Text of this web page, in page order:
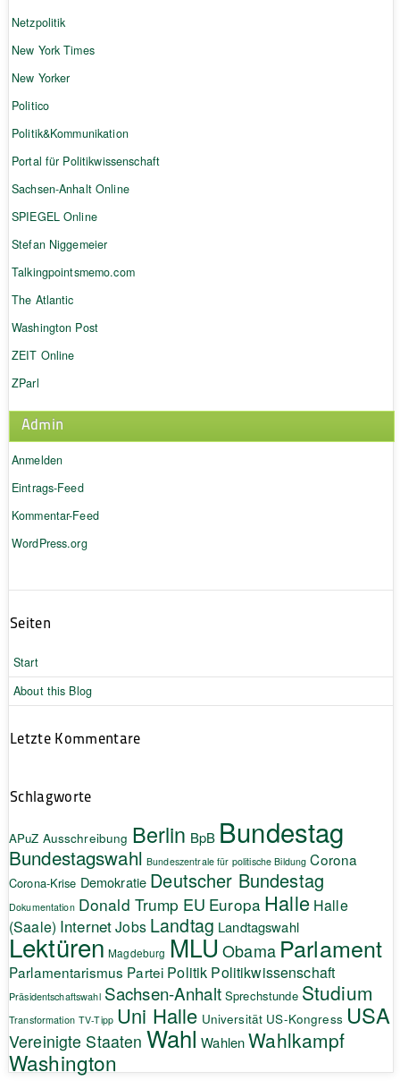
Netzpolitik
New York Times
New Yorker
Politico
Politik&Kommunikation
Portal für Politikwissenschaft
Sachsen-Anhalt Online
SPIEGEL Online
Stefan Niggemeier
Talkingpointsmemo.com
The Atlantic
Washington Post
ZEIT Online
ZParl
Admin
Anmelden
Eintrags-Feed
Kommentar-Feed
WordPress.org
Seiten
Start
About this Blog
Letzte Kommentare
Schlagworte
APuZ Ausschreibung Berlin BpB Bundestag
Bundestagswahl Bundeszentrale für politische Bildung Corona
Corona-Krise Demokratie Deutscher Bundestag
Dokumentation Donald Trump EU Europa Halle Halle
(Saale) InternetJobs Landtag Landtagswahl
Lektüren Magdeburg MLU Obama Parlament
Parlamentarismus Partei Politik Politikwissenschaft
Präsidentschaftswahl Sachsen-Anhalt Sprechstunde Studium
Transformation TV-Tipp Uni Halle Universität US-Kongress USA
Vereinigte Staaten Wahl Wahlen Wahlkampf
Washington